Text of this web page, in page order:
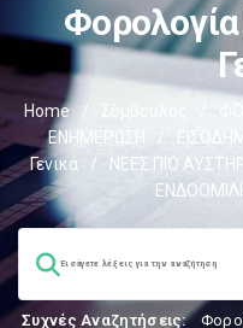
Home / Σύμβουλος
ΕΝΗΜΕΡΩΣΗ
/
Γενικά
/
ΝΕΕΣ ΠΙΟ
Συχνές Αναζητήσεις: